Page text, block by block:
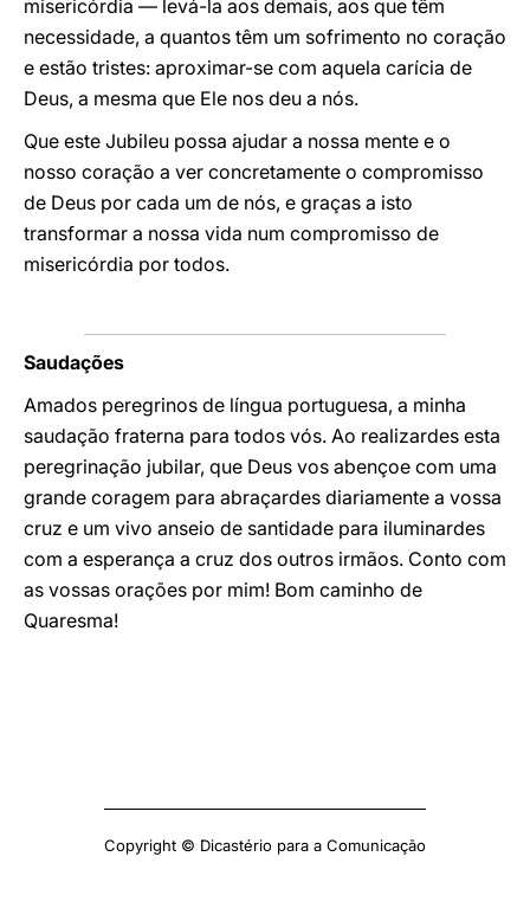
misericórdia — levá-la aos demais, aos que têm
necessidade, a quantos têm um sofrimento no coração
e estão tristes: aproximar-se com aquela carícia de
Deus, a mesma que Ele nos deu a nós.
Que este Jubileu possa ajudar a nossa mente e o
nosso coração a ver concretamente o compromisso
de Deus por cada um de nós, e graças a isto
transformar a nossa vida num compromisso de
misericórdia por todos.
Saudações
Amados peregrinos de língua portuguesa, a minha
saudação fraterna para todos vós. Ao realizardes esta
peregrinação jubilar, que Deus vos abençoe com uma
grande coragem para abraçardes diariamente a vossa
cruz e um vivo anseio de santidade para iluminardes
com a esperança a cruz dos outros irmãos. Conto com
as vossas orações por mim! Bom caminho de
Quaresma!
Copyright © Dicastério para a Comunicação